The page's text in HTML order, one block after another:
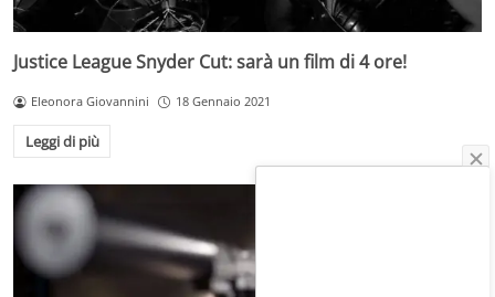
Justice League Snyder Cut: sarà un film di 4 ore!
Eleonora Giovannini 18 Gennaio 2021
Leggi di più